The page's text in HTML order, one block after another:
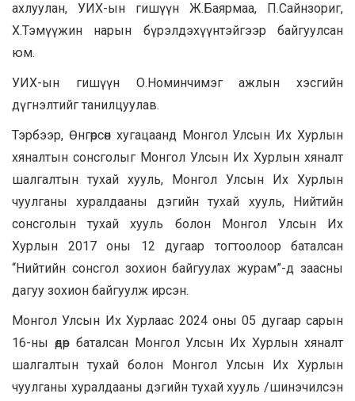
ахлуулан, УИХ-ын гишүүн Ж.Баярмаа, П.Сайнзориг,
Х.Тэмүүжин нарын бүрэлдэхүүнтэйгээр байгуулсан
юм.
УИХ-ын гишүүн О.Номинчимэг ажлын хэсгийн
дүгнэлтийг танилцуулав.
Тэрбээр, Өнгөрсөн хугацаанд Монгол Улсын Их Хурлын
хяналтын сонсголыг Монгол Улсын Их Хурлын хяналт
шалгалтын тухай хууль, Монгол Улсын Их Хурлын
чуулганы хуралдааны дэгийн тухай хууль, Нийтийн
сонсголын тухай хууль болон Монгол Улсын Их
Хурлын 2017 оны 12 дугаар тогтоолоор баталсан
“Нийтийн сонсгол зохион байгуулах журам”-д заасны
дагуу зохион байгуулж ирсэн.
Монгол Улсын Их Хурлаас 2024 оны 05 дугаар сарын
16-ны өдөр баталсан Монгол Улсын Их Хурлын хяналт
шалгалтын тухай болон Монгол Улсын Их Хурлын
чуулганы хуралдааны дэгийн тухай хууль /шинэчилсэн